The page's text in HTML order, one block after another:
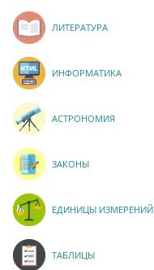
ЛИТЕРАТУРА
ИНФОРМАТИКА
АСТРОНОМИЯ
ЗАКОНЫ
ЕДИНИЦЫ ИЗМЕРЕНИЙ
ТАБЛИЦЫ